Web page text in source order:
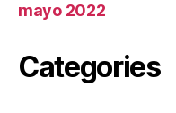
mayo 2022
Categories